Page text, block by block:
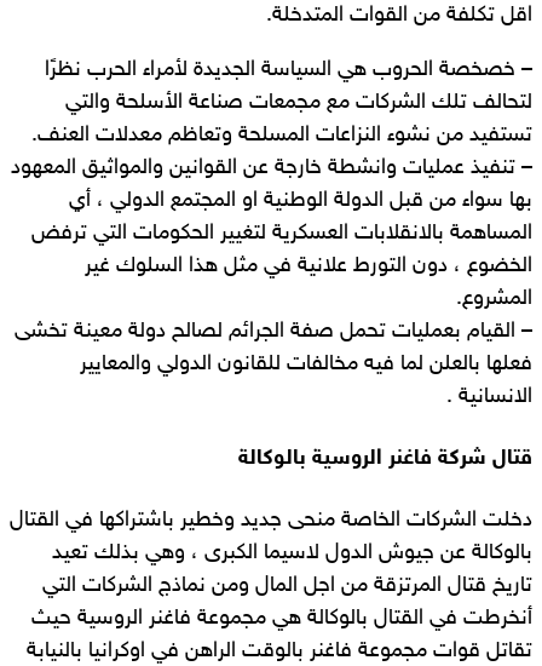
اقل تكلفة من القوات المتدخلة.
– خصخصة الحروب هي السياسة الجديدة لأمراء الحرب نظرًا
لتحالف تلك الشركات مع مجمعات صناعة الأسلحة والتي
تستفيد من نشوء النزاعات المسلحة وتعاظم معدلات العنف.
– تنفيذ عمليات وانشطة خارجة عن القوانين والمواثيق المعهود
بها سواء من قبل الدولة الوطنية او المجتمع الدولي ، أي
المساهمة بالانقلابات العسكرية لتغيير الحكومات التي ترفض
الخضوع ، دون التورط علانية في مثل هذا السلوك غير
المشروع.
– القيام بعمليات تحمل صفة الجرائم لصالح دولة معينة تخشى
فعلها بالعلن لما فيه مخالفات للقانون الدولي والمعايير
الانسانية .
قتال شركة فاغنر الروسية بالوكالة
دخلت الشركات الخاصة منحى جديد وخطير باشتراكها في القتال
بالوكالة عن جيوش الدول لاسيما الكبرى ، وهي بذلك تعيد
تاريخ قتال المرتزقة من اجل المال ومن نماذج الشركات التي
أنخرطت في القتال بالوكالة هي مجموعة فاغنر الروسية حيث
تقاتل قوات مجموعة فاغنر بالوقت الراهن في اوكرانيا بالنيابة